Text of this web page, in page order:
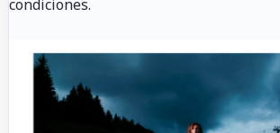
condiciones.